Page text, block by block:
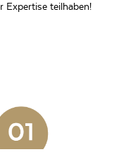
Expertise teilhaben!